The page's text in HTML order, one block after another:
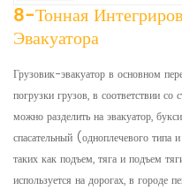
8-Тонная
Эвакуатора
Грузовик-эвакуатор в основном
погрузки грузов, в соответствии со
можно разделить на эвакуатор,
спасательный (одноплечевого
таких как подъем, тяга и подъем
используется на дорогах, в городе